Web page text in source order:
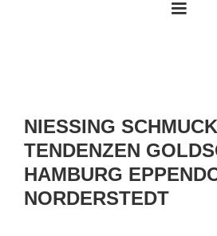
NIESSING
TENDENZEN
HAMBURG
NORDERSTEDT